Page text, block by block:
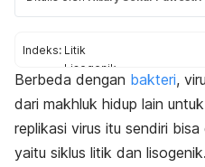
Indeks: Litik
Lisogenik
Perbedaan
Berbeda dengan bakteri,
dari makhluk hidup lain
replikasi virus itu sendiri
yaitu siklus litik dan